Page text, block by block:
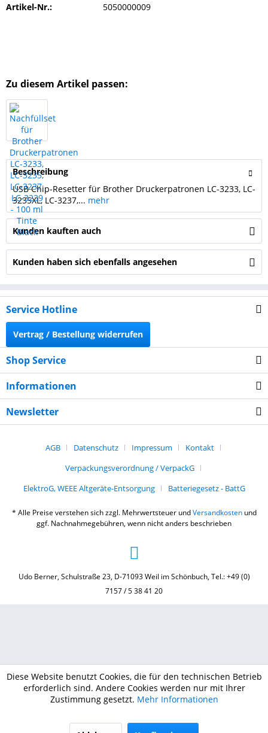
Artikel-Nr.: 5050000009
Zu diesem Artikel passen:
Beschreibung
USB Chip-Resetter für Brother Druckerpatronen LC-3233, LC-
3235XL, LC-3237,... mehr
Kunden kauften auch
Kunden haben sich ebenfalls angesehen
Service Hotline
Vertrag / Bestellung widerrufen
Shop Service
Informationen
Newsletter
AGB Datenschutz Impressum
Kontakt
Verpackungsverordnung / VerpackG
ElektroG, WEEE Altgeräte-Entsorgung
Batteriegesetz - BattG
* Alle Preise verstehen sich zzgl. Mehrwertsteuer undVersandkostenund
ggf. Nachnahmegebühren, wenn nicht anders beschrieben
Udo Berner, Schulstraße 23, D-71093 Weil im Schönbuch, Tel.: +49 (0)
7157 / 5 38 41 20
Diese Website benutzt Cookies, die für den technischen Betrieb
erforderlich sind. Andere Cookies werden nur mit Ihrer
Zustimmung gesetzt. Mehr Informationen